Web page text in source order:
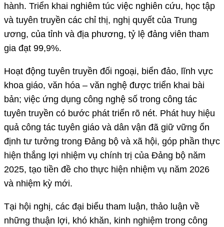
hành. Triển khai nghiêm túc việc nghiên cứu, học tập
và tuyên truyền các chỉ thị, nghị quyết của Trung
ương, của tỉnh và địa phương, tỷ lệ đảng viên tham
gia đạt 99,9%.
Hoạt động tuyên truyền đối ngoại, biển đảo, lĩnh vực
khoa giáo, văn hóa – văn nghệ được triển khai bài
bản; việc ứng dụng công nghệ số trong công tác
tuyên truyền có bước phát triển rõ nét. Phát huy hiệu
quả công tác tuyên giáo và dân vận đã giữ vững ổn
định tư tưởng trong Đảng bộ và xã hội, góp phần thực
hiện thắng lợi nhiệm vụ chính trị của Đảng bộ năm
2025, tạo tiền đề cho thực hiện nhiệm vụ năm 2026
và nhiệm kỳ mới.
Tại hội nghị, các đại biểu tham luận, thảo luận về
những thuận lợi, khó khăn, kinh nghiệm trong công